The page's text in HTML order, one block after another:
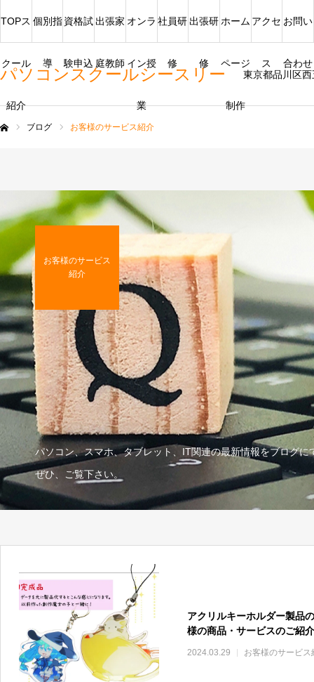
パソコンスクールシースリー 東京都品川区
TOPス
クール
紹介
個別指
導
資格試
験申込
出張家
庭教師
オンラ
イン授
業
社員研
修
出張研
修
ホーム
ページ
制作
アクセ
ス
お問い
合わせ
ブログ お客様のサービス紹介
お客様のサービス
紹介
パソコン、スマホ、タブレット、IT関連の最新情報をブログに
ぜひ、ご覧下さい。
アクリルキーホルダー製品
様の商品・サービスのご紹
2024.03.29 お客様のサービス